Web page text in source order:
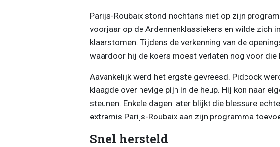
Parijs-Roubaix stond nochtans niet op zijn
voorjaar op de Ardennenklassiekers en wilde zich
klaarstomen. Tijdens de verkenning van de
waardoor hij de koers moest verlaten nog voor die
Aavankelijk werd het ergste gevreesd. Pidcock
klaagde over hevige pijn in de heup. Hij kon naar
steunen. Enkele dagen later blijkt die blessure
extremis Parijs-Roubaix aan zijn programma
Snel hersteld